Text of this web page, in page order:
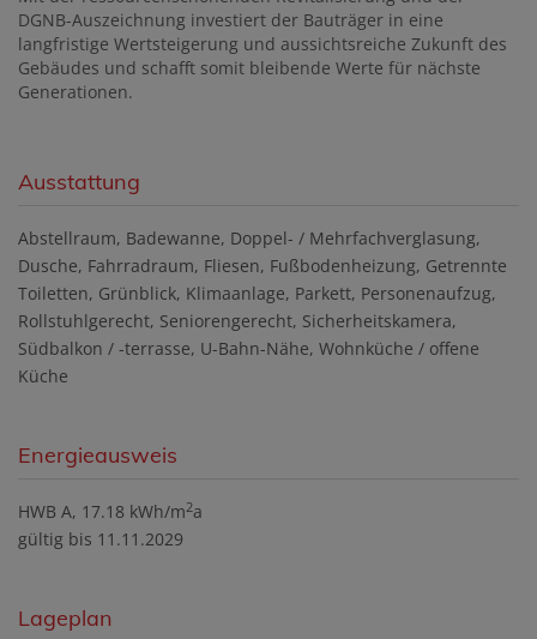
DGNB-Auszeichnung investiert der Bauträger in eine
langfristige Wertsteigerung und aussichtsreiche Zukunft des
Gebäudes und schafft somit bleibende Werte für nächste
Generationen.
Ausstattung
Abstellraum Badewanne Doppel- / Mehrfachverglasung
Dusche Fahrradraum Fliesen Fußbodenheizung Getrennte
Toiletten Grünblick Klimaanlage Parkett Personenaufzug
Rollstuhlgerecht Seniorengerecht Sicherheitskamera
Südbalkon / -terrasse U-Bahn-Nähe Wohnküche / offene
Küche
Energieausweis
HWB A, 17.18 kWh/m2a
gültig bis 11.11.2029
Lageplan